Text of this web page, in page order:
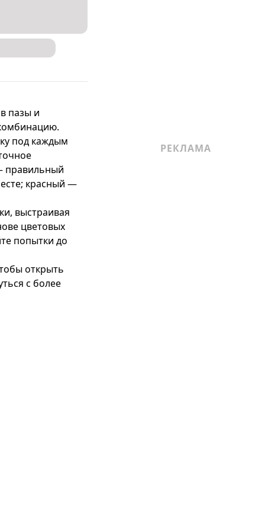
пазы и
под каждым
правильный
красный —
выстраивая
цветовых
попытки до
открыть
с более